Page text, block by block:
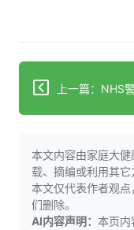
本文内容由家庭大
载、摘编或利用其它
本文仅代表作者观
们删除。
AI内容声明： 本页内